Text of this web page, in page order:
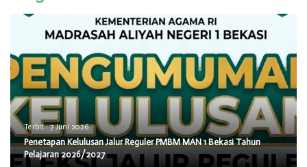
Terbit :7 Juni 2026
Penetapan Kelulusan Jalur Reguler PMBM MAN 1 Bekasi Tahun
Pelajaran 2026/2027